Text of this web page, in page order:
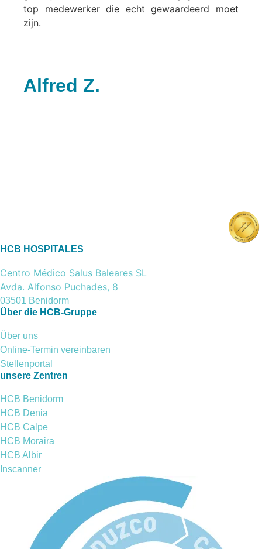
top medewerker die echt gewaardeerd moet
zijn.
Alfred Z.
HCB HOSPITALES
Centro Médico Salus Baleares SL
Avda. Alfonso Puchades, 8
03501 Benidorm
Über die HCB-Gruppe
Über uns
Online-Termin vereinbaren
Stellenportal
unsere Zentren
HCB Benidorm
HCB Denia
HCB Calpe
HCB Moraira
HCB Albir
Inscanner